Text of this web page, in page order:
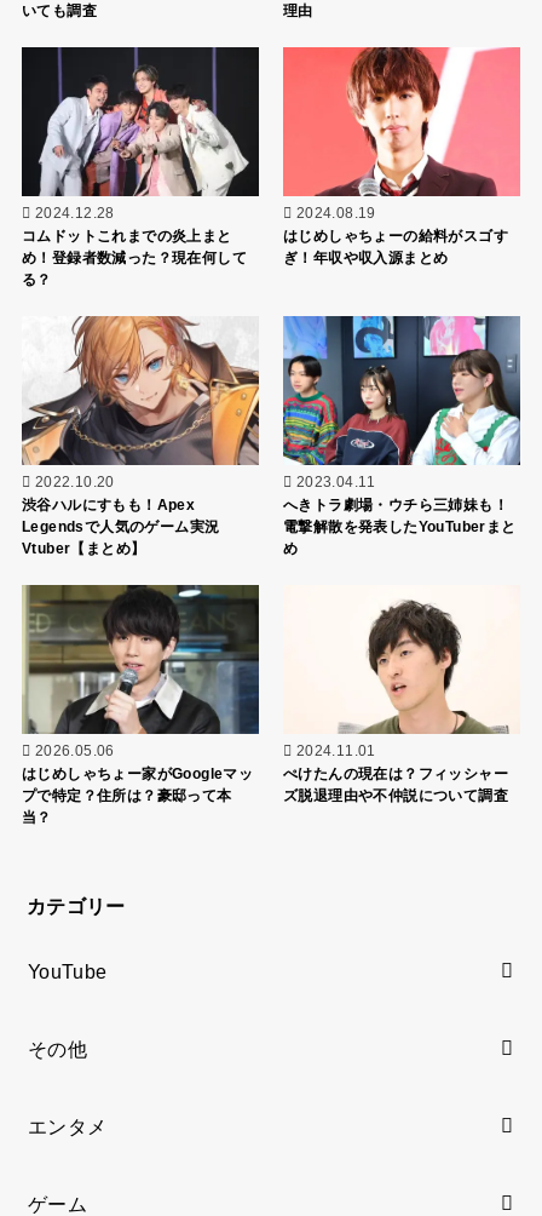
いても調査
理由
2024.12.28
コムドットこれまでの炎上まと
め！登録者数減った？現在何して
る？
2024.08.19
はじめしゃちょーの給料がスゴす
ぎ！年収や収入源まとめ
2022.10.20
渋谷ハルにすもも！Apex
Legendsで人気のゲーム実況
Vtuber【まとめ】
2023.04.11
へきトラ劇場・ウチら三姉妹も！
電撃解散を発表したYouTuberまと
め
2026.05.06
はじめしゃちょー家がGoogleマッ
プで特定？住所は？豪邸って本
当？
2024.11.01
ぺけたんの現在は？フィッシャー
ズ脱退理由や不仲説について調査
カテゴリー
YouTube
その他
エンタメ
ゲーム